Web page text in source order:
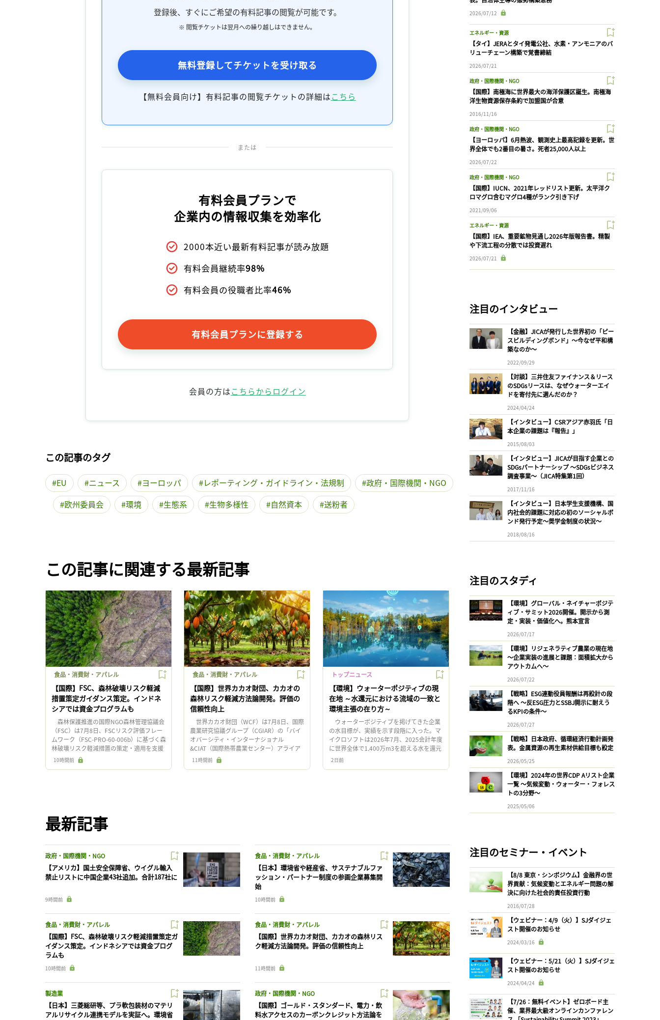
登録後、すぐにご希望の有料記事の閲覧が可能です。
※ 閲覧チケットは翌月への繰り越しはできません。
無料登録してチケットを受け取る
【無料会員向け】有料記事の閲覧チケットの詳細はこちら
または
有料会員プランで
企業内の情報収集を効率化
2000本近い最新有料記事が読み放題
有料会員継続率98%
有料会員の役職者比率46%
有料会員プランに登録する
会員の方はこちらからログイン
この記事のタグ
EU ニュース ヨーロッパ レポーティング・ガイドライン・法規制
政府・国際機関・NGO
欧州委員会
環境 生態系 生物多様性 自然資本 送粉者
この記事に関連する最新記事
食品・消費財・アパレル
【国際】FSC、森林破壊リスク軽減
措置策定ガイダンス策定。インドネ
シアでは資金プログラムも
森林保護推進の国際NGO森林管理協議会
（FSC）は7月8日、FSCリスク評価フレー
ムワーク（FSC-PRO-60-006b）に基づく森
林破壊リスク軽減措置の策定・適用を支援
するガイダンス「リスク軽減措置（RMM）
データ […]
10時間前
食品・消費財・アパレル
【国際】世界カカオ財団、カカオの
森林リスク軽減方法論開発。評価の
信頼性向上
世界カカオ財団（WCF）は7月8日、国際
農業研究協議グループ（CGIAR）の「バイ
オバーシティ・インターナショナル
&CIAT（国際熱帯農業センター）アライア
ンス」と協働し、カカオの森林破壊リスク
軽減に関する新 […]
11時間前
トップニュース
【環境】ウォーターポジティブの現
在地 ～水還元における流域の一致と
環境主張の在り方～
ウォーターポジティブを掲げてきた企業
の水目標が、実績を示す段階に入った。マ
イクロソフトは2026年7月、2025会計年度
に世界全体で1,400万m3を超える水を還元
し、初めて同年度の取水量を上回ったと発
2日前
最新記事
政府・国際機関・NGO
【アメリカ】国土安全保障省、ウイグル輸入
禁止リストに中国企業43社追加。合計187社に
9時間前
食品・消費財・アパレル
【日本】環境省や経産省、サステナブルファ
ッション・パートナー制度の参画企業募集開
始
10時間前
食品・消費財・アパレル
【国際】FSC、森林破壊リスク軽減措置策定ガ
イダンス策定。インドネシアでは資金プログ
ラムも
10時間前
食品・消費財・アパレル
【国際】世界カカオ財団、カカオの森林リス
ク軽減方法論開発。評価の信頼性向上
11時間前
製造業
【日本】三菱総研等、プラ軟包装材のマテリ
アルリサイクル連携モデルを実証へ。環境省
政府・国際機関・NGO
【国際】ゴールド・スタンダード、電力・飲
料水アクセスのカーボンクレジット方法論を
2026/07/12
エネルギー・資源
【タイ】JERAとタイ発電公社、水素・アンモニアのバ
リューチェーン構築で覚書締結
2026/07/21
政府・国際機関・NGO
【国際】南極海に世界最大の海洋保護区誕生。南極海
洋生物資源保存条約で加盟国が合意
2016/11/16
政府・国際機関・NGO
【ヨーロッパ】6月熱波、観測史上最高記録を更新。世
界全体でも2番目の暑さ。死者25,000人以上
2026/07/22
政府・国際機関・NGO
【国際】IUCN、2021年レッドリスト更新。太平洋ク
ロマグロ含むマグロ4種がランク引き下げ
2021/09/06
エネルギー・資源
【国際】IEA、重要鉱物見通し2026年版報告書。精製
や下流工程の分散では投資遅れ
2026/07/21
注目のインタビュー
【金融】JICAが発行した世界初の「ピー
スビルディングボンド」〜今なぜ平和構
築なのか〜
2022/09/29
【対談】三井住友ファイナンス＆リース
のSDGsリースは、なぜウォーターエイ
ドを寄付先に選んだのか？
2024/04/24
【インタビュー】CSRアジア赤羽氏「日
本企業の課題は『報告』」
2015/08/03
【インタビュー】JICAが目指す企業との
SDGsパートナーシップ 〜SDGsビジネス
調査事業〜（JICA特集第1回）
2017/11/16
【インタビュー】日本学生支援機構、国
内社会的課題に対応の初のソーシャルボ
ンド発行予定〜奨学金制度の状況〜
2018/08/16
注目のスタディ
【環境】グローバル・ネイチャーポジテ
ィブ・サミット2026開催。開示から測
定・実装・価値化へ。熊本宣言
2026/07/17
【環境】リジェネラティブ農業の現在地
〜企業実装の進展と課題：面積拡大から
アウトカムへ〜
2026/07/22
【戦略】ESG連動役員報酬は再設計の段
階へ 〜反ESG圧力とSSBJ開示に耐えう
るKPIの条件〜
2026/07/27
【戦略】日本政府、循環経済行動計画発
表。金属資源の再生素材供給目標も設定
2026/05/25
【環境】2024年の世界CDP Aリスト企業
一覧 〜気候変動・ウォーター・フォレス
トの3分野〜
2025/05/06
注目のセミナー・イベント
【8/8 東京・シンポジウム】金融界の世
界貢献：気候変動とエネルギー問題の解
決に向けた社会的責任投資行動
2016/07/28
【ウェビナー：4/9（火）】SJダイジェ
スト開催のお知らせ
2024/03/16
【ウェビナー：5/21（火）】SJダイジェ
スト開催のお知らせ
2024/04/24
【7/26：無料イベント】ゼロボード主
催、業界最大級オンラインカンファレン
記事をお気に入りに保存するには